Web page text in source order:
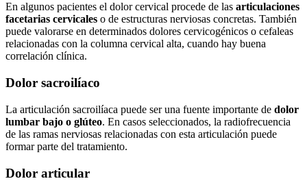
En algunos pacientes el dolor cervical procede de las articulaciones
facetarias cervicales o de estructuras nerviosas concretas. También
puede valorarse en determinados dolores cervicogénicos o cefaleas
relacionadas con la columna cervical alta, cuando hay buena
correlación clínica.
Dolor sacroilíaco
La articulación sacroilíaca puede ser una fuente importante de dolor
lumbar bajo o glúteo. En casos seleccionados, la radiofrecuencia
de las ramas nerviosas relacionadas con esta articulación puede
formar parte del tratamiento.
Dolor articular